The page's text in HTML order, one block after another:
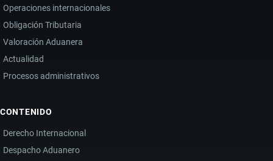
Operaciones internacionales
Obligación Tributaria
Valoración Aduanera
Actualidad
Procesos administrativos
CONTENIDO
Derecho Internacional
Despacho Aduanero